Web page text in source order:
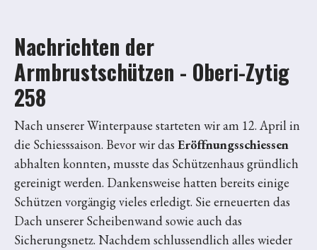
Nachrichten der
Armbrustschützen - Oberi-Zytig
258
Nach unserer Winterpause starteten wir am 12. April in
die Schiesssaison. Bevor wir das Eröffnungsschiessen
abhalten konnten, musste das Schützenhaus gründlich
gereinigt werden. Dankensweise hatten bereits einige
Schützen vorgängig vieles erledigt. Sie erneuerten das
Dach unserer Scheibenwand sowie auch das
Sicherungsnetz. Nachdem schlussendlich alles wieder